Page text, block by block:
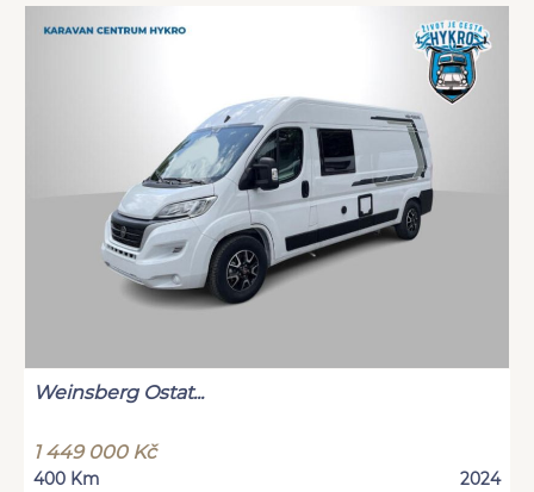
Weinsberg Ostat...
1 449 000 Kč
400 Km 2024